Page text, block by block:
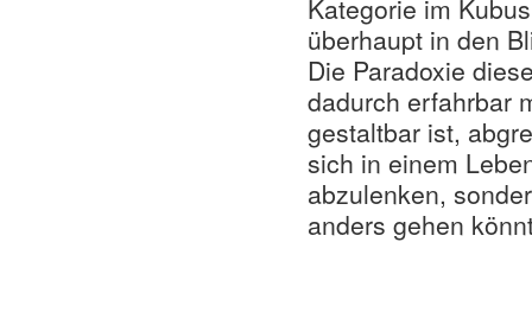
Kategorie im
überhaupt in den
Die Paradoxie
dadurch erfahrbar
gestaltbar ist,
sich in einem
abzulenken,
anders gehen